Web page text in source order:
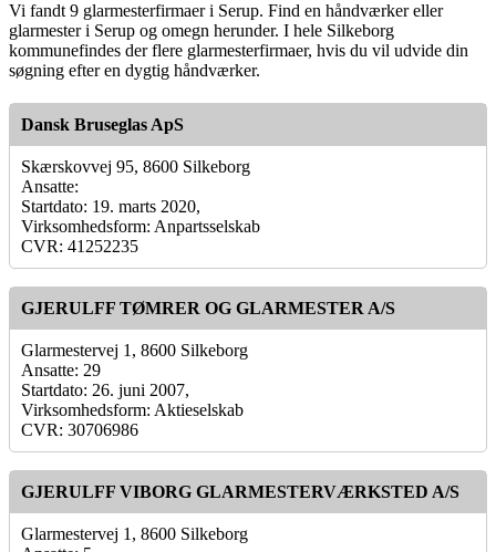
Vi fandt 9 glarmesterfirmaer i Serup. Find en håndværker eller
glarmester i Serup og omegn herunder. I hele Silkeborg
kommunefindes der flere glarmesterfirmaer, hvis du vil udvide din
søgning efter en dygtig håndværker.
Dansk Bruseglas ApS
Skærskovvej 95, 8600 Silkeborg
Ansatte:
Startdato: 19. marts 2020,
Virksomhedsform: Anpartsselskab
CVR: 41252235
GJERULFF TØMRER OG GLARMESTER A/S
Glarmestervej 1, 8600 Silkeborg
Ansatte: 29
Startdato: 26. juni 2007,
Virksomhedsform: Aktieselskab
CVR: 30706986
GJERULFF VIBORG GLARMESTERVÆRKSTED A/S
Glarmestervej 1, 8600 Silkeborg